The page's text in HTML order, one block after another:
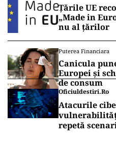
Țările UE
„Made in
nu al țărilor
Puterea Financiara
Canicula
Europei și
de consum
Oficiuldestiri.ro
Atacurile
repetă